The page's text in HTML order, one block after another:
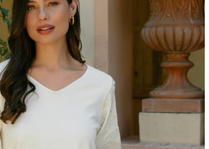
elegante jurk die perfect past binnen elke
uitstraling.
en comfortabel gedurende de hele dag.
biedt maximale bewegingsvrijheid en een luxe